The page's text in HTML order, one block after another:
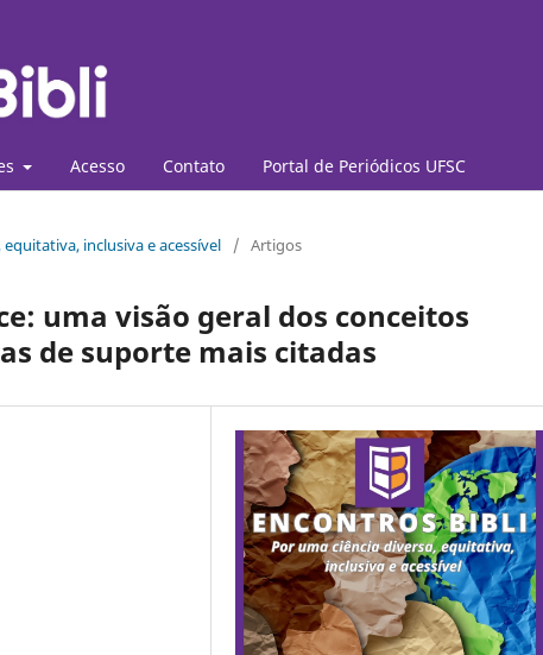
Acesso Contato Portal de Periódicos UFSC
inclusiva e acessível / Artigos
uma visão geral dos conceitos
de suporte mais citadas